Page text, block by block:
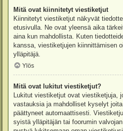
Mitä ovat kiinnitetyt viestiketjut
Kiinnitetyt viestiketjut näkyvät
etusivulla. Ne ovat yleensä aika
aina kun mahdollista. Kuten
kanssa, viestiketjujen kiinnittämisen
ylläpitäjä.
Ylös
Mitä ovat lukitut viestiketjut?
Lukitut viestiketjut ovat viestiketjuja,
vastauksia ja mahdolliset kyselyt
päättyneet automaattisesti.
syistä ylläpitäjän tai foorumin